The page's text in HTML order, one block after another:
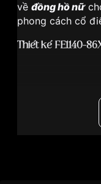
về đồng hồ nữ
phong cách cổ
Thiết kế FE1140-
29mm Nữ
thống, tạo nên